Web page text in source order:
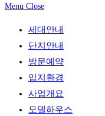
Menu Close
세대안내
단지안내
방문예약
입지환경
사업개요
모델하우스